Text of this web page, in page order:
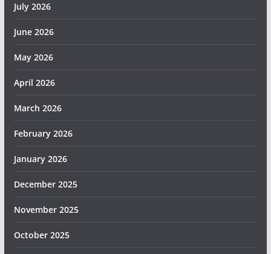
July 2026
June 2026
May 2026
April 2026
March 2026
February 2026
January 2026
December 2025
November 2025
October 2025